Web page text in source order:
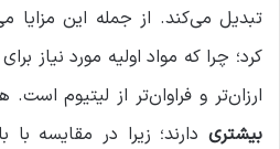
تبدیل می‌کند. از جمله این مزایا
کرد؛ چرا که مواد اولیه مورد نیاز
ارزان‌تر و فراوان‌تر از لیتیوم است.
بیشتری دارند؛ زیرا در مقایسه